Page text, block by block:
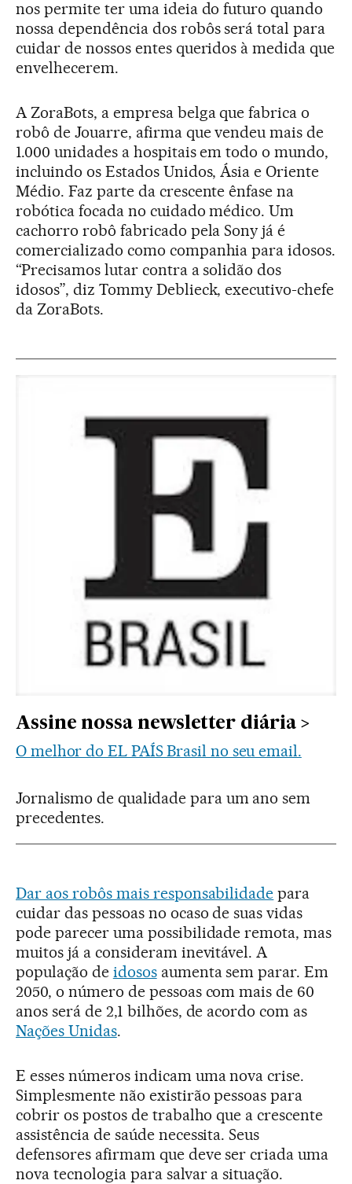
nos permite ter uma ideia do futuro quando
nossa dependência dos robôs será total para
cuidar de nossos entes queridos à medida que
envelhecerem.
A ZoraBots, a empresa belga que fabrica o
robô de Jouarre, afirma que vendeu mais de
1.000 unidades a hospitais em todo o mundo,
incluindo os Estados Unidos, Ásia e Oriente
Médio. Faz parte da crescente ênfase na
robótica focada no cuidado médico. Um
cachorro robô fabricado pela Sony já é
comercializado como companhia para idosos.
“Precisamos lutar contra a solidão dos
idosos”, diz Tommy Deblieck, executivo-chefe
da ZoraBots.
Assine nossa newsletter diária
O melhor do EL PAÍS Brasil no seu email.
Jornalismo de qualidade para um ano sem
precedentes.
Dar aos robôs mais responsabilidade para
cuidar das pessoas no ocaso de suas vidas
pode parecer uma possibilidade remota, mas
muitos já a consideram inevitável. A
população de idososaumenta sem parar. Em
2050, o número de pessoas com mais de 60
anos será de 2,1 bilhões, de acordo com as
Nações Unidas.
E esses números indicam uma nova crise.
Simplesmente não existirão pessoas para
cobrir os postos de trabalho que a crescente
assistência de saúde necessita. Seus
defensores afirmam que deve ser criada uma
nova tecnologia para salvar a situação.